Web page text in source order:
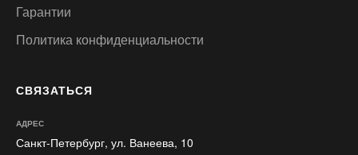
Гарантии
Политика конфиденциальности
СВЯЗАТЬСЯ
АДРЕС
Санкт-Петербург, ул. Ванеева, 10